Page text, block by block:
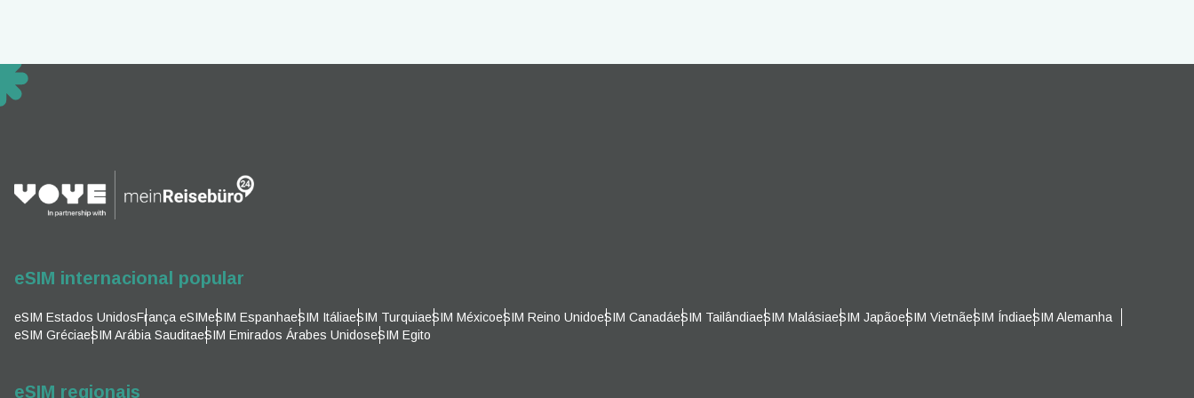
eSIM internacional popular
eSIM Estados UnidosFrança eSIMeSIM EspanhaeSIM ItáliaeSIM TurquiaeSIM MéxicoeSIM Reino UnidoeSIM CanadáeSIM TailândiaeSIM MalásiaeSIM JapãoeSIM VietnãeSIM ÍndiaeSIM Alemanha
eSIM GréciaeSIM Arábia SauditaeSIM Emirados Árabes UnidoseSIM Egito
eSIM regionais
繁體中文
ILS - Shekel Israelense CHF - Franco Suíço